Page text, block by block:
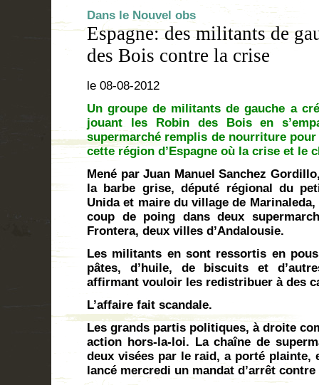
Dans le Nouvel obs
Espagne: des militants de
des Bois contre la crise
le 08-08-2012
Un groupe de militants de gauche a
jouant les Robin des Bois en
supermarché remplis de nourriture
cette région d’Espagne où la crise et le
Mené par Juan Manuel Sanchez
la barbe grise, député régional du
Unida et maire du village de
coup de poing dans deux
Frontera, deux villes d’Andalousie.
Les militants en sont ressortis en
pâtes, d’huile, de biscuits et
affirmant vouloir les redistribuer à des
L’affaire fait scandale.
Les grands partis politiques, à droite
action hors-la-loi. La chaîne de
deux visées par le raid, a porté plainte,
lancé mercredi un mandat d’arrêt